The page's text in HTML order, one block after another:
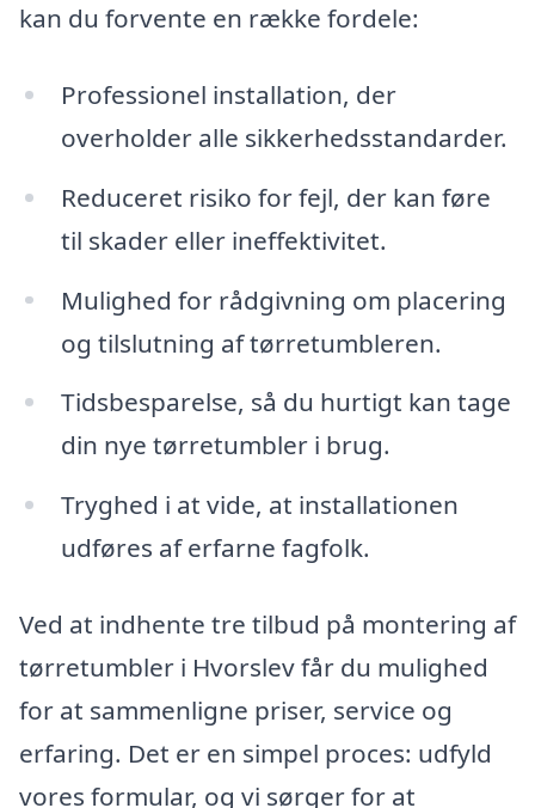
kan du forvente en række fordele:
Professionel installation, der
overholder alle sikkerhedsstandarder.
Reduceret risiko for fejl, der kan føre
til skader eller ineffektivitet.
Mulighed for rådgivning om placering
og tilslutning af tørretumbleren.
Tidsbesparelse, så du hurtigt kan tage
din nye tørretumbler i brug.
Tryghed i at vide, at installationen
udføres af erfarne fagfolk.
Ved at indhente tre tilbud på montering af
tørretumbler i Hvorslev får du mulighed
for at sammenligne priser, service og
erfaring. Det er en simpel proces: udfyld
vores formular, og vi sørger for at